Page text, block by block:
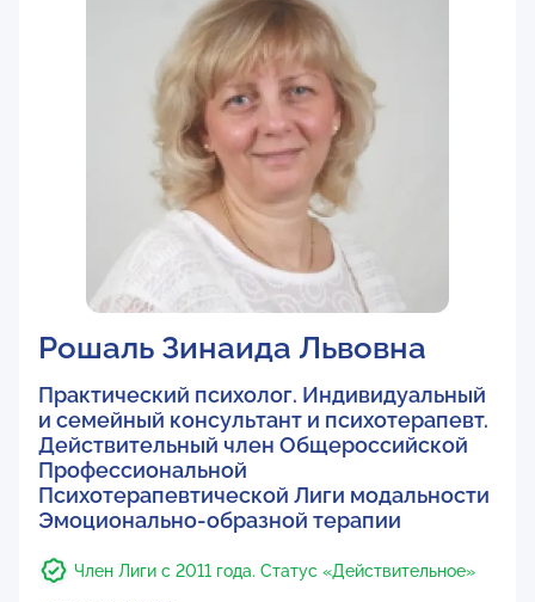
Рошаль Зинаида Львовна
Практический психолог. Индивидуальный
и семейный консультант и психотерапевт.
Действительный член Общероссийской
Профессиональной
Психотерапевтической Лиги модальности
Эмоционально-образной терапии
Член Лиги с 2011 года. Статус «Действительное»